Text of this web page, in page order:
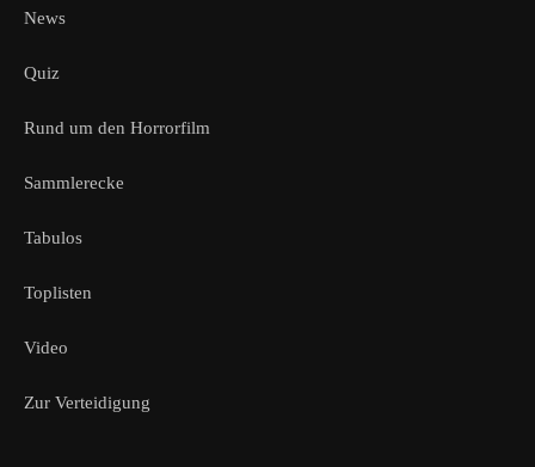
News
Quiz
Rund um den Horrorfilm
Sammlerecke
Tabulos
Toplisten
Video
Zur Verteidigung